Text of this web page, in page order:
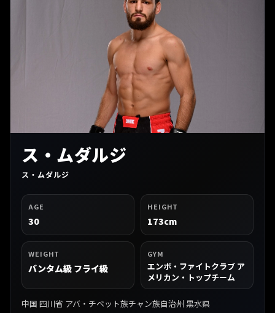
ス・ムダルジ
ス・ムダルジ
AGE
30
HEIGHT
173cm
WEIGHT
バンタム級 フライ級
GYM
エンボ・ファイトクラブ ア
メリカン・トップチーム
中国 四川省 アバ・チベット族チャン族自治州 黒水県